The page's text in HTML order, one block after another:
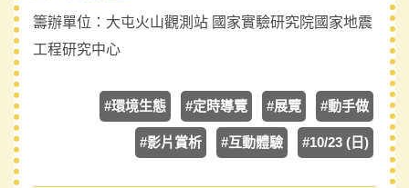
籌辦單位： 大屯火山觀測站 國家實驗研究院國家地震
工程研究中心
#環境生態 #定時導覽 #展覽 #動手做
#影片賞析 #互動體驗 #10/23 (日)